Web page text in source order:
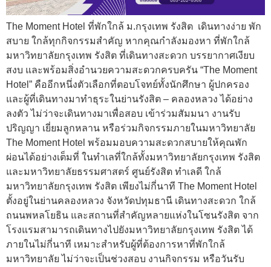
The Moment Hotel ที่พักใกล้ ม.กรุงเทพ รังสิต เดินทางง่าย พัก
สบาย ใกล้ทุกกิจกรรมสำคัญ หากคุณกำลังมองหา ที่พักใกล้
มหาวิทยาลัยกรุงเทพ รังสิต ที่เดินทางสะดวก บรรยากาศเงียบ
สงบ และพร้อมสิ่งอำนวยความสะดวกครบครัน “The Moment
Hotel” คืออีกหนึ่งตัวเลือกที่ตอบโจทย์ทั้งนักศึกษา ผู้ปกครอง
และผู้ที่เดินทางมาทำธุระในย่านรังสิต – คลองหลวง ได้อย่าง
ลงตัว ไม่ว่าจะเดินทางมาเพื่อสอบ เข้าร่วมสัมมนา งานรับ
ปริญญา เยี่ยมลูกหลาน หรือร่วมกิจกรรมภายในมหาวิทยาลัย
The Moment Hotel พร้อมมอบความสะดวกสบายให้คุณพัก
ผ่อนได้อย่างเต็มที่ ในทำเลที่ใกล้ทั้งมหาวิทยาลัยกรุงเทพ รังสิต
และมหาวิทยาลัยธรรมศาสตร์ ศูนย์รังสิต ทำเลดี ใกล้
มหาวิทยาลัยกรุงเทพ รังสิต เพียงไม่กี่นาที The Moment Hotel
ตั้งอยู่ในย่านคลองหลวง จังหวัดปทุมธานี เดินทางสะดวก ใกล้
ถนนพหลโยธิน และสถานที่สำคัญหลายแห่งในโซนรังสิต จาก
โรงแรมสามารถเดินทางไปยังมหาวิทยาลัยกรุงเทพ รังสิต ได้
ภายในไม่กี่นาที เหมาะสำหรับผู้ที่ต้องการหาที่พักใกล้
มหาวิทยาลัย ไม่ว่าจะเป็นช่วงสอบ งานกิจกรรม หรือวันรับ